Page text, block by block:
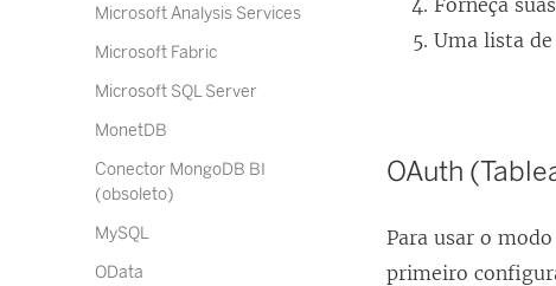
Microsoft Analysis Services
Microsoft Fabric
Microsoft SQL Server
MonetDB
Conector MongoDB BI
(obsoleto)
MySQL
OData
Forneça
Uma lista
OAuth
Para usar o
primeiro